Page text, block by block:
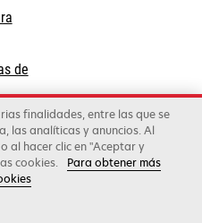
de
una compañía de Xerox
reservados.
Términos y
finalidades, entre las que se
las analíticas y anuncios. Al
al hacer clic en "Aceptar y
cookies.
Para obtener más